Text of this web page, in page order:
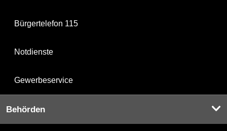
Bürgertelefon 115
Notdienste
Gewerbeservice
Behörden